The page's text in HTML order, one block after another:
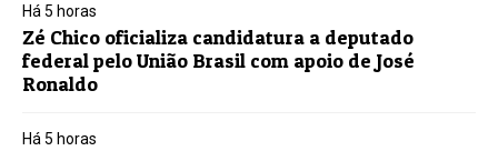
Há 5 horas
Zé Chico oficializa candidatura a deputado
federal pelo União Brasil com apoio de José
Ronaldo
Há 5 horas